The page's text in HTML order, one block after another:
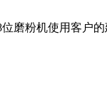
磨粉机使用客户